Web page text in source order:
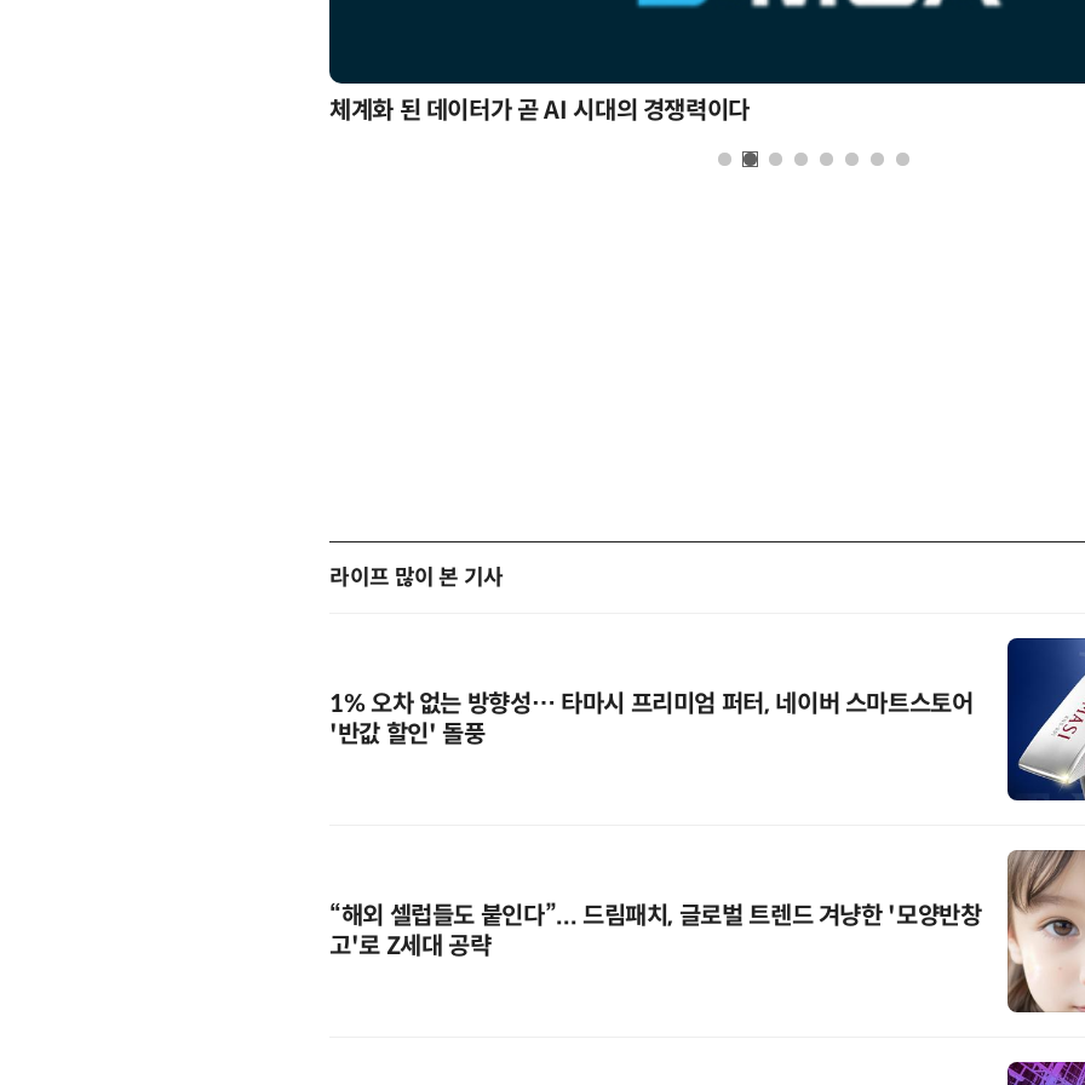
체계화 된 데이터가 곧 AI 시대의 경쟁력이다
라이프 많이 본 기사
1% 오차 없는 방향성… 타마시 프리미엄 퍼터, 네이버 스마트스토어
'반값 할인' 돌풍
“해외 셀럽들도 붙인다”... 드림패치, 글로벌 트렌드 겨냥한 '모양반창
고'로 Z세대 공략